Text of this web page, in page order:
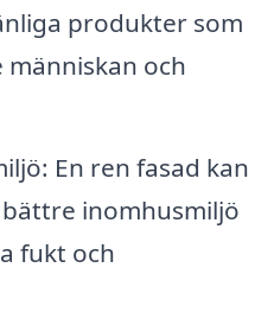
produkter som
och
En ren fasad kan
inomhusmiljö
fukt och